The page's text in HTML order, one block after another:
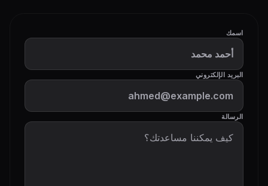
اسمك
البريد الإلكتروني
الرسالة